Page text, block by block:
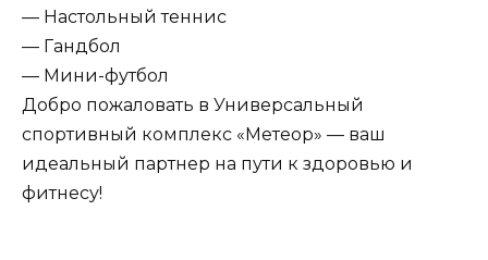
— Настольный теннис
— Гандбол
— Мини-футбол
Добро пожаловать в Универсальный
спортивный комплекс «Метеор» — ваш
идеальный партнер на пути к здоровью и
фитнесу!